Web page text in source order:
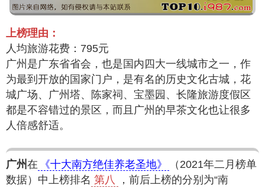
上榜理由：
人均旅游花费：795元
广州是广东省省会，也是国内四大一线城市之一，作
为最到开放的国家门户，是有名的历史文化古城，花
城广场、广州塔、陈家祠、宝墨园、长隆旅游度假区
都是不容错过的景区，而且广州的早茶文化也让很多
人倍感舒适。
广州在 《十大南方绝佳养老圣地》
（2021年二月榜单
数据）中上榜排名 第八
，前后上榜的分别为“南